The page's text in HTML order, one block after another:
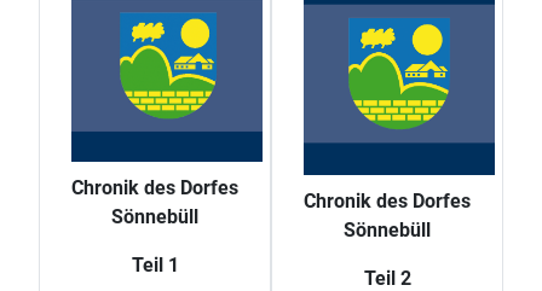
Chronik des Dorfes
Sönnebüll
Teil 1
Chronik des Dorfes
Sönnebüll
Teil 2